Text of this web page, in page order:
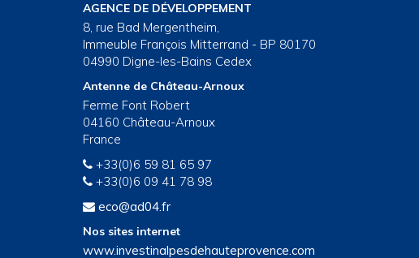
AGENCE DE DÉVELOPPEMENT
8, rue Bad Mergentheim,
Immeuble François Mitterrand - BP 80170
04990 Digne-les-Bains Cedex
Antenne de Château-Arnoux
Ferme Font Robert
04160 Château-Arnoux
France
+33(0)6 59 81 65 97
+33(0)6 09 41 78 98
eco@ad04.fr
Nos sites internet
www.investinalpesdehauteprovence.com